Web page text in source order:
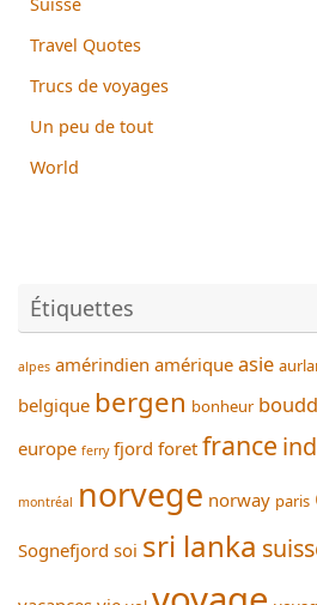
Travel Quotes
Trucs de voyages
Un peu de tout
World
Étiquettes
alpes amérindien amérique asie
belgique bergen bonheur
europe ferry fjord foret france
montréal norvege norway paris
Sognefjord soi sri lanka